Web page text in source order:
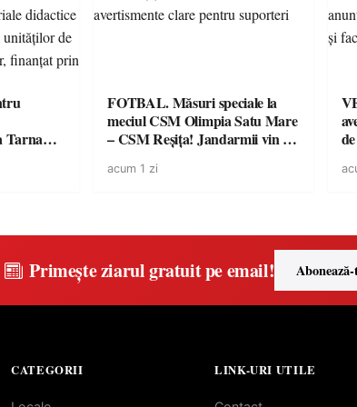
Tarna
FOTBAL. Măsuri speciale la
meciul CSM Olimpia Satu Mare
– CSM Reșița! Jandarmii vin cu
suporteri
acum 1 zi
Primește ziarul gratuit pe email!
CATEGORII LINK-URI UTILE